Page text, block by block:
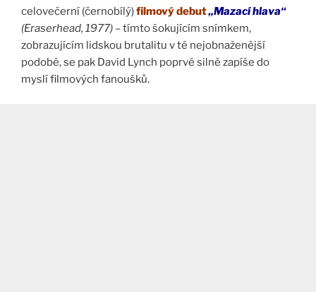
celovečerní (černobílý)filmový debut„Mazací hlava“
(Eraserhead, 1977) – tímto šokujícím snímkem,
zobrazujícím lidskou brutalitu v té nejobnaženější
podobě, se pak David Lynch poprvé silně zapíše do
myslí filmových fanoušků.